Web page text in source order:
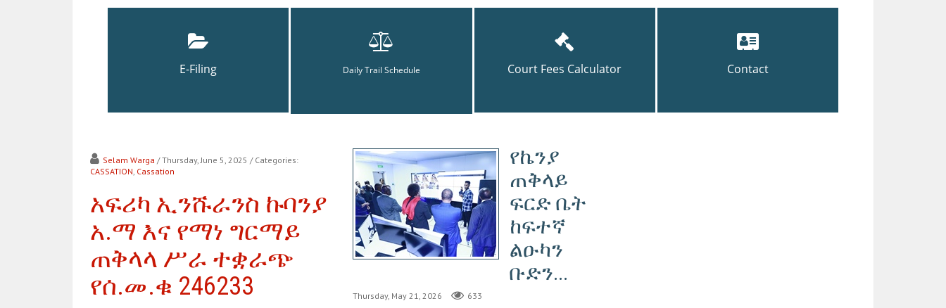
E-Filing Daily Trail Schedule Court Fees Calculator Contact
Selam Warga / Thursday, June 5, 2025 / Categories:
CASSATION, Cassation
አፍሪካ ኢንሹራንስ ኩባንያ
አ.ማ እና የማነ ግርማይ
ጠቅላላ ሥራ ተቋራጭ
የሰ.መ.ቁ 246233
‎የኬንያ
ጠቅላይ
ፍርድ ቤት
ከፍተኛ
ልዑካን
ቡድን...
Thursday, May 21, 2026 633